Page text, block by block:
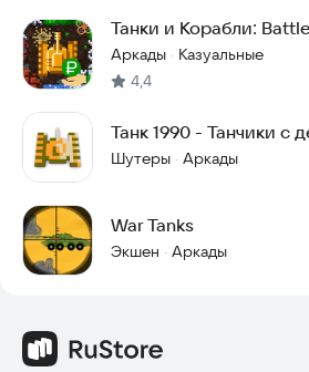
Танки и Корабли:
Аркады · Казуальные
4,4
Танк 1990 - Танчики с
интернета
Шутеры · Аркады
War Tanks
Экшен · Аркады